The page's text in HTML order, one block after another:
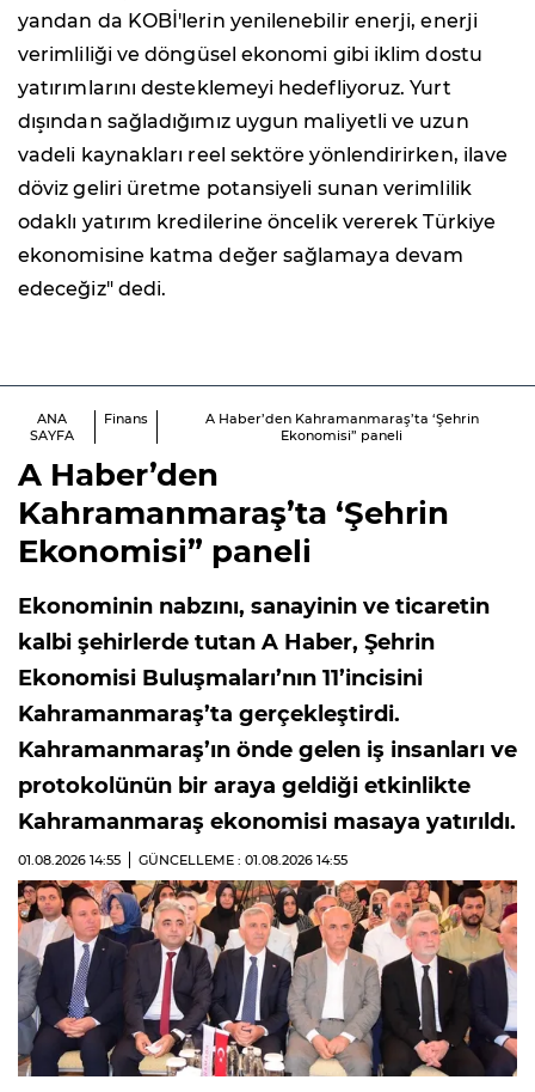
yandan da KOBİ'lerin yenilenebilir enerji, enerji
verimliliği ve döngüsel ekonomi gibi iklim dostu
yatırımlarını desteklemeyi hedefliyoruz. Yurt
dışından sağladığımız uygun maliyetli ve uzun
vadeli kaynakları reel sektöre yönlendirirken, ilave
döviz geliri üretme potansiyeli sunan verimlilik
odaklı yatırım kredilerine öncelik vererek Türkiye
ekonomisine katma değer sağlamaya devam
edeceğiz" dedi.
ANA
SAYFA
Finans
A Haber’den Kahramanmaraş’ta ‘Şehrin
Ekonomisi” paneli
A Haber’den
Kahramanmaraş’ta ‘Şehrin
Ekonomisi” paneli
Ekonominin nabzını, sanayinin ve ticaretin
kalbi şehirlerde tutan A Haber, Şehrin
Ekonomisi Buluşmaları’nın 11’incisini
Kahramanmaraş’ta gerçekleştirdi.
Kahramanmaraş’ın önde gelen iş insanları ve
protokolünün bir araya geldiği etkinlikte
Kahramanmaraş ekonomisi masaya yatırıldı.
01.08.2026 14:55 GÜNCELLEME : 01.08.2026 14:55